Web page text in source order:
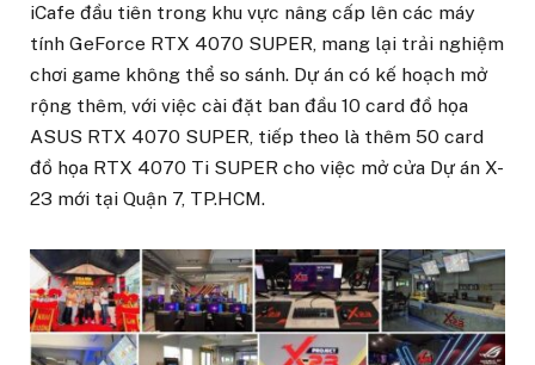
iCafe đầu tiên trong khu vực nâng cấp lên các máy
tính GeForce RTX 4070 SUPER, mang lại trải nghiệm
chơi game không thể so sánh. Dự án có kế hoạch mở
rộng thêm, với việc cài đặt ban đầu 10 card đồ họa
ASUS RTX 4070 SUPER, tiếp theo là thêm 50 card
đồ họa RTX 4070 Ti SUPER cho việc mở cửa Dự án X-
23 mới tại Quận 7, TP.HCM.